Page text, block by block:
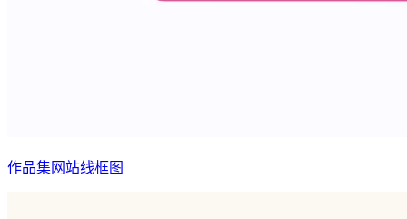
作品集网站线框图